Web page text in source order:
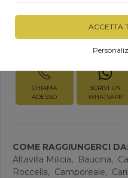
ACCETTA
DISPONIBILITÀ IMMEDIATA
Richiedi
CHIAMA
ADESSO
SCRIVI UN
WHATSAPP
COME RAGGIUNGERCI DA:
Altavilla Milicia, Baucina,
Roccella, Camporeale,